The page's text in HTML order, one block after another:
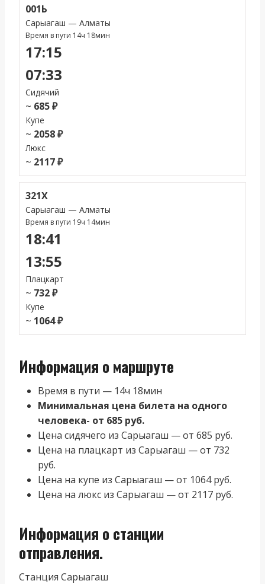
001Ь
Сарыагаш — Алматы
Время в пути 14ч 18мин
17:15
07:33
Сидячий
~ 685 ₽
Купе
~ 2058 ₽
Люкс
~ 2117 ₽
321Х
Сарыагаш — Алматы
Время в пути 19ч 14мин
18:41
13:55
Плацкарт
~ 732 ₽
Купе
~ 1064 ₽
Информация о маршруте
Время в пути — 14ч 18мин
Минимальная цена билета на одного
человека- от 685 руб.
Цена сидячего из Сарыагаш — от 685 руб.
Цена на плацкарт из Сарыагаш — от 732
руб.
Цена на купе из Сарыагаш — от 1064 руб.
Цена на люкс из Сарыагаш — от 2117 руб.
Информация о станции
отправления.
Станция Сарыагаш